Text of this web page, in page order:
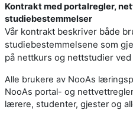
Kontrakt med portalregler,
studiebestemmelser
Vår kontrakt beskriver både
studiebestemmelsene som
på nettkurs og nettstudier ved
Alle brukere av NooAs
NooAs portal- og
lærere, studenter, gjester og